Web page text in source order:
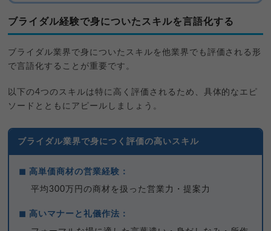
ブライダル経験で身についたスキルを言語化する
ブライダル業界で身についたスキルを他業界でも評価される形
で言語化することが重要です。
以下の4つのスキルは特に高く評価されるため、具体的なエピ
ソードとともにアピールしましょう。
ブライダル業界で身につく評価の高いスキル
◼ 高単価商材の営業経験：
平均300万円の商材を扱った営業力・提案力
◼ 高いマナーと礼儀作法：